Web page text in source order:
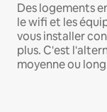
Des logements
le wifi et les
vous installer
plus. C'est
moyenne ou